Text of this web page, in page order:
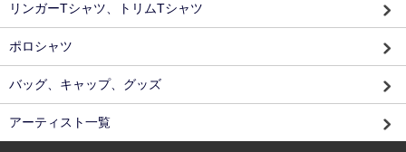
リンガーTシャツ、トリムTシャツ
ポロシャツ
バッグ、キャップ、グッズ
アーティスト一覧